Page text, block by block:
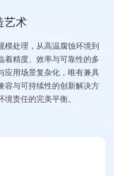
艺术
模处理，从高温腐蚀环境到
着精度、效率与可靠性的多
应用场景复杂化，唯有兼具
容与可持续性的创新解决方
责任的完美平衡。